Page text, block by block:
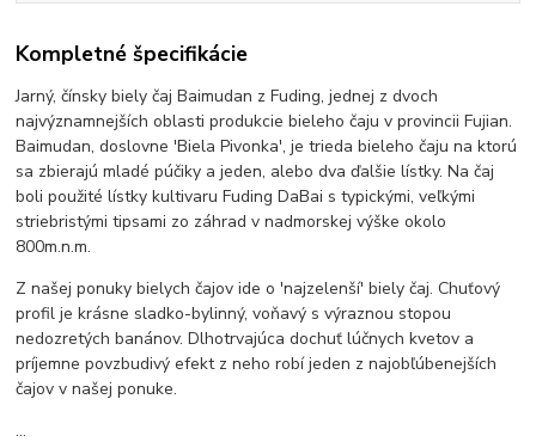
Kompletné špecifikácie
Jarný, čínsky biely čaj Baimudan z Fuding, jednej z dvoch
najvýznamnejších oblasti produkcie bieleho čaju v provincii Fujian.
Baimudan, doslovne 'Biela Pivonka', je trieda bieleho čaju na ktorú
sa zbierajú mladé púčiky a jeden, alebo dva ďalšie lístky. Na čaj
boli použité lístky kultivaru Fuding DaBai s typickými, veľkými
striebristými tipsami zo záhrad v nadmorskej výške okolo
800m.n.m.
Z našej ponuky bielych čajov ide o 'najzelenší' biely čaj. Chuťový
profil je krásne sladko-bylinný, voňavý s výraznou stopou
nedozretých banánov. Dlhotrvajúca dochuť lúčnych kvetov a
príjemne povzbudivý efekt z neho robí jeden z najobľúbenejších
čajov v našej ponuke.
...